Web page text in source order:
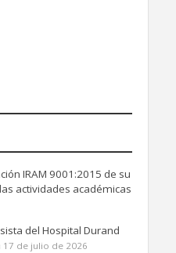
IRAM 9001:2015 de su
actividades académicas
del Hospital Durand
17 de julio de 2026